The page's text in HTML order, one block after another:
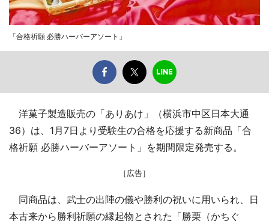
「合格祈願 必勝ハーバーアソート」
洋菓子製造販売の「ありあけ」（横浜市中区日本大通
36）は、1月7日より受験生の合格を応援する新商品「合
格祈願 必勝ハーバーアソート」を期間限定発売する。
［広告］
同商品は、武士の出陣の儀や勝利の祝いに用いられ、日
本古来から勝利祈願の縁起物とされた「勝栗（かちぐ